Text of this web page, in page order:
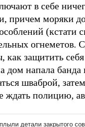
в себе
причем моряки
(кстати
огнеметов.
как защитить
дом напала
шваброй,
ждать полицию,